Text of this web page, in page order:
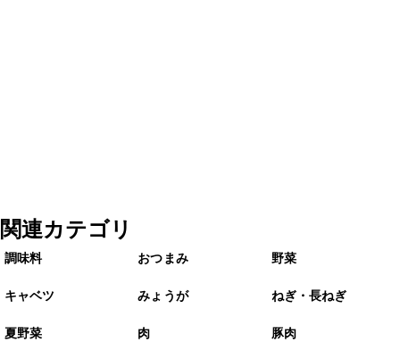
関連カテゴリ
調味料 おつまみ 野菜
キャベツ みょうが ねぎ・長ねぎ
夏野菜 肉 豚肉